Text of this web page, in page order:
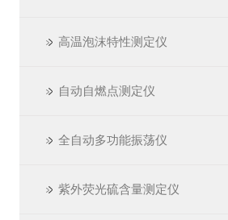
高温泡沫特性测定仪
自动自燃点测定仪
全自动多功能振荡仪
紫外荧光硫含量测定仪